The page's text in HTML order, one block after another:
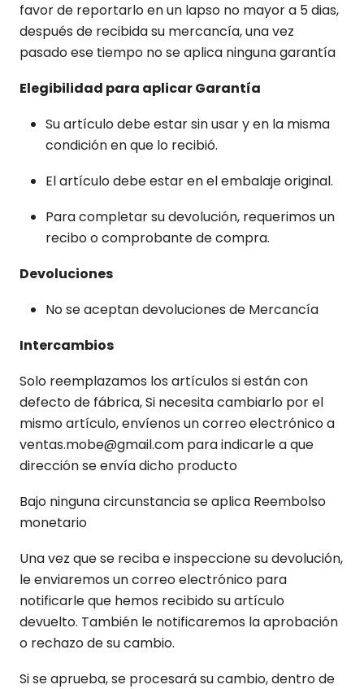
favor de reportarlo en un lapso no mayor a 5 dias,
después de recibida su mercancía, una vez
pasado ese tiempo no se aplica ninguna garantía
Elegibilidad para aplicarGarantía
Su artículo debe estar sin usar y en la misma
condición en que lo recibió.
El artículo debe estar en el embalaje original.
Para completar su devolución, requerimos un
recibo o comprobante de compra.
Devoluciones
No se aceptan devoluciones de Mercancía
Intercambios
Solo reemplazamos los artículos si están con
defecto de fábrica, Si necesita cambiarlo por el
mismo artículo, envíenos un correo electrónico a
ventas.mobe@gmail.com para indicarle a que
dirección se envía dicho producto
Bajo ninguna circunstancia se aplica Reembolso
monetario
Una vez que se reciba e inspeccione su devolución,
le enviaremos un correo electrónico para
notificarle que hemos recibido su artículo
devuelto. También le notificaremos la aprobación
o rechazo de su cambio.
Si se aprueba, se procesará su cambio, dentro de